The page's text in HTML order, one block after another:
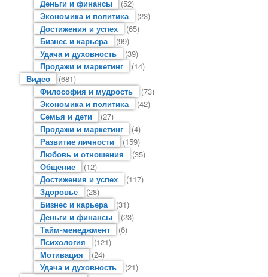
Деньги и финансы
(52)
Экономика и политика
(23)
Достижения и успех
(65)
Бизнес и карьера
(99)
Удача и духовность
(39)
Продажи и маркетинг
(14)
Видео
(681)
Философия и мудрость
(73)
Экономика и политика
(42)
Семья и дети
(27)
Продажи и маркетинг
(4)
Развитие личности
(159)
Любовь и отношения
(35)
Общение
(12)
Достижения и успех
(117)
Здоровье
(28)
Бизнес и карьера
(31)
Деньги и финансы
(23)
Тайм-менеджмент
(6)
Психология
(121)
Мотивация
(24)
Удача и духовность
(21)